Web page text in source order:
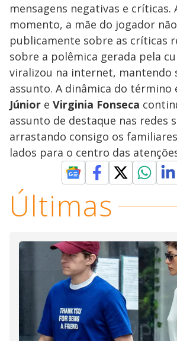
mensagens negativas e críticas.
momento, a mãe do jogador
publicamente sobre as críticas
sobre a polêmica gerada pela
viralizou na internet, mantendo
assunto. A dinâmica do término
Júnior e Virginia Fonseca
assunto de destaque nas redes
arrastando consigo os
lados para o centro das
Últimas